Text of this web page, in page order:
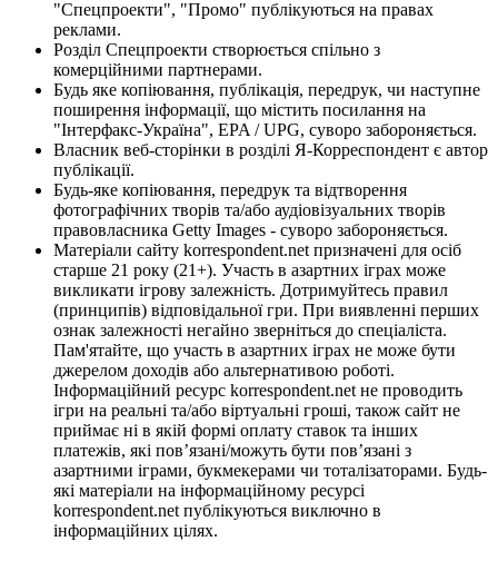
"Спецпроекти", "Промо" публікуються на правах
реклами.
Розділ Спецпроекти створюється спільно з
комерційними партнерами.
Будь яке копіювання, публікація, передрук, чи наступне
поширення інформації, що містить посилання на
"Інтерфакс-Україна", EPA / UPG, суворо забороняється.
Власник веб-сторінки в розділі Я-Корреспондент є автор
публікації.
Будь-яке копіювання, передрук та відтворення
фотографічних творів та/або аудіовізуальних творів
правовласника Getty Images - суворо забороняється.
Матеріали сайту korrespondent.net призначені для осіб
старше 21 року (21+). Участь в азартних іграх може
викликати ігрову залежність. Дотримуйтесь правил
(принципів) відповідальної гри. При виявленні перших
ознак залежності негайно зверніться до спеціаліста.
Пам'ятайте, що участь в азартних іграх не може бути
джерелом доходів або альтернативою роботі.
Інформаційний ресурс korrespondent.net не проводить
ігри на реальні та/або віртуальні гроші, також сайт не
приймає ні в якій формі оплату ставок та інших
платежів, які пов’язані/можуть бути пов’язані з
азартними іграми, букмекерами чи тоталізаторами. Будь-
які матеріали на інформаційному ресурсі
korrespondent.net публікуються виключно в
інформаційних цілях.